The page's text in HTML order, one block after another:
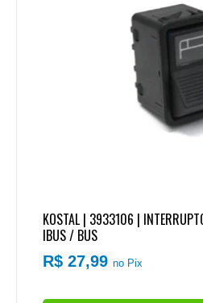
KOSTAL | 3933106 |
IBUS / BUS
R$ 27,99no Pix